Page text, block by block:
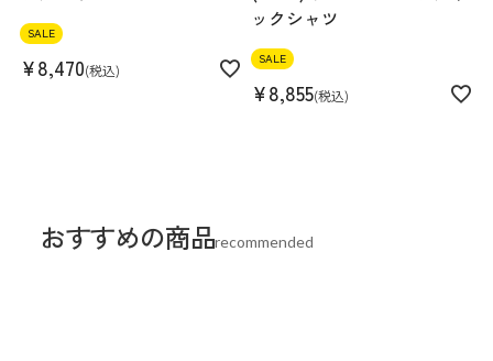
SALE
¥8,470 税込
ックシャツ
SALE
¥8,855 税込
おすすめの商品recommended